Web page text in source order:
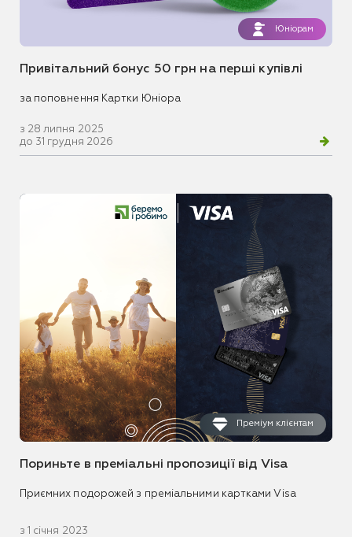
Юніорам
Привітальний бонус 50 грн на перші купівлі
за поповнення Картки Юніора
з 28 липня 2025
до 31 грудня 2026
Преміум клієнтам
Пориньте в преміальні пропозиції від Visa
Приємних подорожей з преміальними картками Visa
з 1 січня 2023